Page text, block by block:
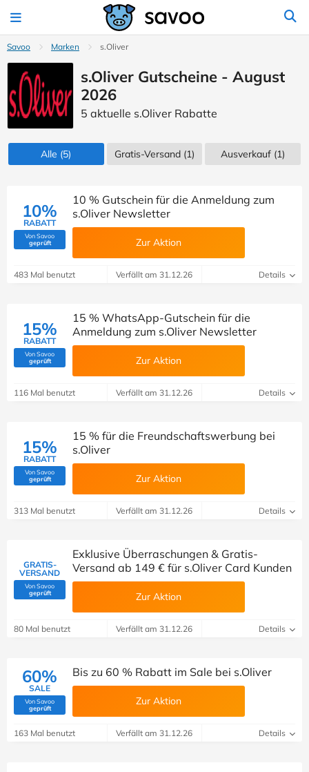
Savoo Marken s.Oliver
s.Oliver Gutscheine - August
2026
5 aktuelle s.Oliver Rabatte
Alle (5) Gratis-Versand (1) Ausverkauf (1)
10%
RABATT
Von Savoo
geprüft(Von Savoo geprüft)
10 % Gutschein für die Anmeldung zum
s.Oliver Newsletter
Zur Aktion
483 Mal benutzt Verfällt am 31.12.26 Details
15%
RABATT
Von Savoo
geprüft(Von Savoo geprüft)
15 % WhatsApp-Gutschein für die
Anmeldung zum s.Oliver Newsletter
Zur Aktion
116 Mal benutzt Verfällt am 31.12.26 Details
15%
RABATT
Von Savoo
geprüft(Von Savoo geprüft)
15 % für die Freundschaftswerbung bei
s.Oliver
Zur Aktion
313 Mal benutzt Verfällt am 31.12.26 Details
GRATIS-
VERSAND
Von Savoo
geprüft(Von Savoo geprüft)
Exklusive Überraschungen & Gratis-
Versand ab 149 € für s.Oliver Card Kunden
Zur Aktion
80 Mal benutzt Verfällt am 31.12.26 Details
60%
SALE
Von Savoo
geprüft(Von Savoo geprüft)
Bis zu 60 % Rabatt im Sale bei s.Oliver
Zur Aktion
163 Mal benutzt Verfällt am 31.12.26 Details